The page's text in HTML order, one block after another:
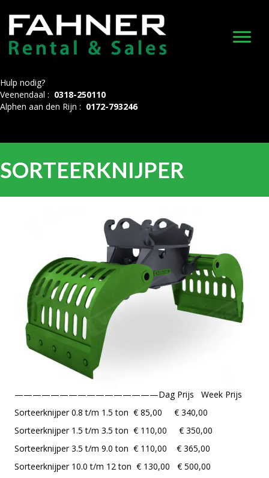
Hulp nodig?
Veenendaal : 0318-250110
Alphen aan den Rijn : 0172-793246
SORTEERKNIJPER
————————————————Dag Prijs Week Prijs
Sorteerknijper 0.8 t/m 1.5 ton € 85,00 € 340,00
Sorteerknijper 1.5 t/m 3.5 ton € 110,00 € 350,00
Sorteerknijper 3.5 t/m 9.0 ton € 110,00 € 365,00
Sorteerknijper 10.0 t/m 12 ton € 130,00 € 500,00